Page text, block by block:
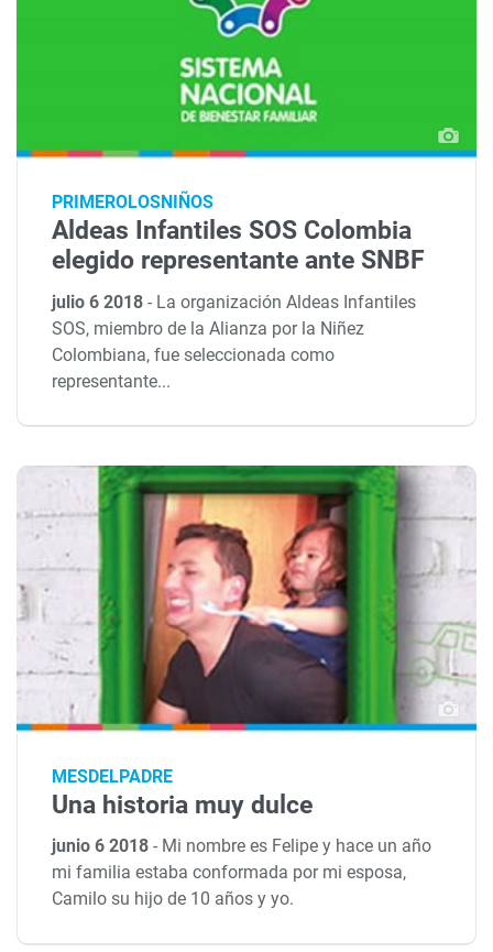
PRIMEROLOSNIÑOS
Aldeas Infantiles SOS Colombia
elegido representante ante SNBF
julio 6 2018- La organización Aldeas Infantiles
SOS, miembro de la Alianza por la Niñez
Colombiana, fue seleccionada como
representante...
MESDELPADRE
Una historia muy dulce
junio 6 2018- Mi nombre es Felipe y hace un año
mi familia estaba conformada por mi esposa,
Camilo su hijo de 10 años y yo.